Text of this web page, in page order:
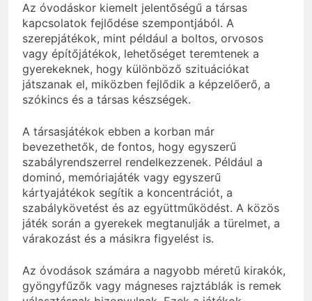
Az óvodáskor kiemelt jelentőségű a társas
kapcsolatok fejlődése szempontjából. A
szerepjátékok, mint például a boltos, orvosos
vagy építőjátékok, lehetőséget teremtenek a
gyerekeknek, hogy különböző szituációkat
játszanak el, miközben fejlődik a képzelőerő, a
szókincs és a társas készségek.
A társasjátékok ebben a korban már
bevezethetők, de fontos, hogy egyszerű
szabályrendszerrel rendelkezzenek. Például a
dominó, memóriajáték vagy egyszerű
kártyajátékok segítik a koncentrációt, a
szabálykövetést és az együttműködést. A közös
játék során a gyerekek megtanulják a türelmet, a
várakozást és a másikra figyelést is.
Az óvodások számára a nagyobb méretű kirakók,
gyöngyfűzők vagy mágneses rajztáblák is remek